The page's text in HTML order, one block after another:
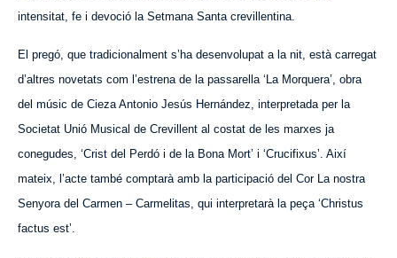
intensitat, fe i devoció la Setmana Santa crevillentina.
El pregó, que tradicionalment s’ha desenvolupat a la nit, està carregat
d’altres novetats com l’estrena de la passarella ‘La Morquera’, obra
del músic de Cieza Antonio Jesús Hernández, interpretada per la
Societat Unió Musical de Crevillent al costat de les marxes ja
conegudes, ‘Crist del Perdó i de la Bona Mort’ i ‘Crucifixus’. Així
mateix, l’acte també comptarà amb la participació del Cor La nostra
Senyora del Carmen – Carmelitas, qui interpretarà la peça ‘Christus
factus est’.